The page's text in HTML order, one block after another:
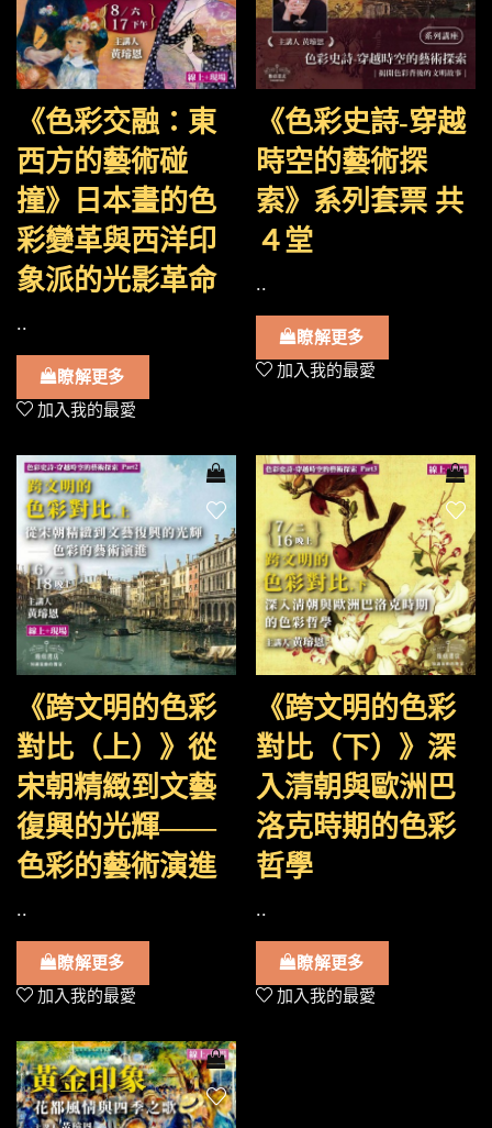
《色彩交融：東
西方的藝術碰
撞》日本畫的色
彩變革與西洋印
象派的光影革命
..
瞭解更多
加入我的最愛
《色彩史詩-穿越
時空的藝術探
索》系列套票 共
４堂
..
瞭解更多
加入我的最愛
《跨文明的色彩
對比（上）》從
宋朝精緻到文藝
復興的光輝——
色彩的藝術演進
..
瞭解更多
加入我的最愛
《跨文明的色彩
對比（下）》深
入清朝與歐洲巴
洛克時期的色彩
哲學
..
瞭解更多
加入我的最愛